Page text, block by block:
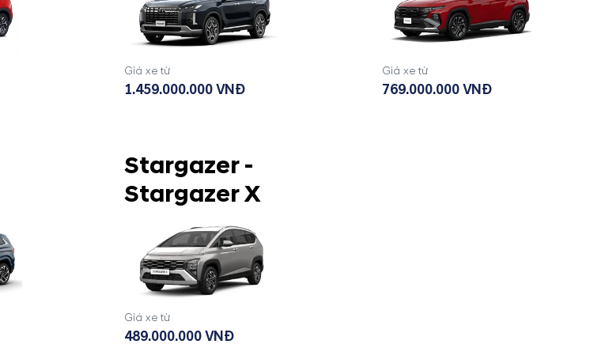
Giá xe từ
1.459.000.000 VNĐ
Giá xe từ
769.000.000 VNĐ
Stargazer -
Stargazer X
Giá xe từ
489.000.000 VNĐ